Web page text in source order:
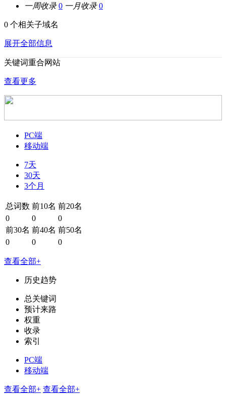
一周收录 0 一月收录 0
0 个相关子域名
展开全部信息
关键词重合网站
查看更多
PC端
移动端
7天
30天
3个月
总词数 前10名 前20名
0
0
0
前30名 前40名 前50名
0
0 0
查看全部+
历史趋势
总关键词
预计来路
权重
收录
索引
PC端
移动端
查看全部+ 查看全部+